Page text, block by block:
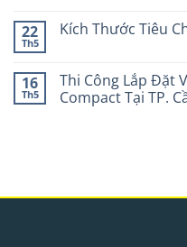
22
Th5
Kích Thước Tiêu
16
Th5
Thi Công Lắp Đặt
Compact Tại TP.